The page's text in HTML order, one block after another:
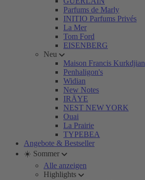
Parfums de Marly
INITIO Parfums Privés
La Mer
Tom Ford
EISENBERG
Neu
Maison Francis Kurkdjian
Penhaligon's
Widian
New Notes
IRÄYE
NEST NEW YORK
Ouai
La Prairie
TYPEBEA
Angebote & Bestseller
☀️ Sommer
Alle anzeigen
Highlights